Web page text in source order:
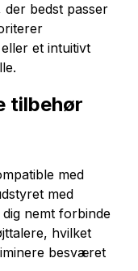
bedst passer
et intuitivt
tilbehør
med
med
nemt forbinde
hvilket
besværet